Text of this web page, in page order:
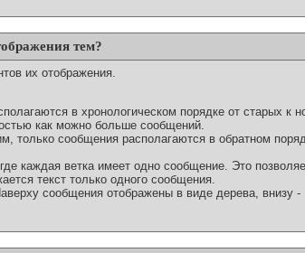
тем?
их отображения.
в хронологическом порядке от старых к
как можно больше сообщений.
только сообщения располагаются в обратном
каждая ветка имеет одно сообщение. Это
текст только одного сообщения.
сообщения отображены в виде дерева, внизу -